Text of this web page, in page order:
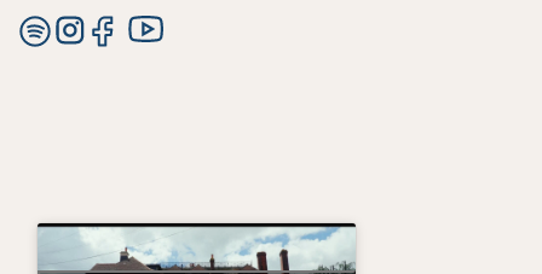
Spotify de Pamela
Instagram de Pamela
Facebook de Pamela
Youtube de Pamela